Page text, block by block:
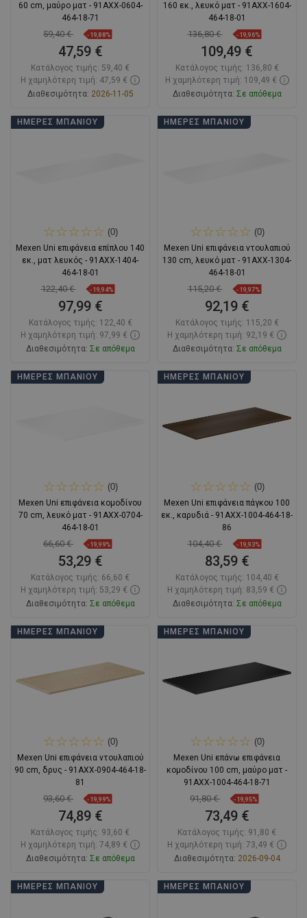
60 cm, μαύρο ματ - 91AXX-0604-
464-18-71
59,40 € -19,88%
47,59 €
Κατάλογος τιμής: 59,40 €
Η χαμηλότερη τιμή: 47,59 €
Διαθεσιμότητα: 2026-11-05
Στο καλάθι
160 εκ., λευκό ματ - 91AXX-1604-
464-18-01
136,80 € -19,96%
109,49 €
Κατάλογος τιμής: 136,80 €
Η χαμηλότερη τιμή: 109,49 €
Διαθεσιμότητα: Σε απόθεμα
Στο καλάθι
ΗΜΈΡΕΣ ΜΠΆΝΙΟΥ
(0)
Mexen Uni επιφάνεια επίπλου 140
εκ., ματ λευκός - 91AXX-1404-
464-18-01
122,40 € -19,94%
97,99 €
Κατάλογος τιμής: 122,40 €
Η χαμηλότερη τιμή: 97,99 €
Διαθεσιμότητα: Σε απόθεμα
Στο καλάθι
ΗΜΈΡΕΣ ΜΠΆΝΙΟΥ
(0)
Mexen Uni επιφάνεια ντουλαπιού
130 cm, λευκό ματ - 91AXX-1304-
464-18-01
115,20 € -19,97%
92,19 €
Κατάλογος τιμής: 115,20 €
Η χαμηλότερη τιμή: 92,19 €
Διαθεσιμότητα: Σε απόθεμα
Στο καλάθι
ΗΜΈΡΕΣ ΜΠΆΝΙΟΥ
(0)
Mexen Uni επιφάνεια κομοδίνου
70 cm, λευκό ματ - 91AXX-0704-
464-18-01
66,60 € -19,99%
53,29 €
Κατάλογος τιμής: 66,60 €
Η χαμηλότερη τιμή: 53,29 €
Διαθεσιμότητα: Σε απόθεμα
Στο καλάθι
ΗΜΈΡΕΣ ΜΠΆΝΙΟΥ
(0)
Mexen Uni επιφάνεια πάγκου 100
εκ., καρυδιά - 91AXX-1004-464-18-
86
104,40 € -19,93%
83,59 €
Κατάλογος τιμής: 104,40 €
Η χαμηλότερη τιμή: 83,59 €
Διαθεσιμότητα: Σε απόθεμα
Στο καλάθι
ΗΜΈΡΕΣ ΜΠΆΝΙΟΥ
(0)
Mexen Uni επιφάνεια ντουλαπιού
90 cm, δρυς - 91AXX-0904-464-18-
81
93,60 € -19,99%
74,89 €
Κατάλογος τιμής: 93,60 €
Η χαμηλότερη τιμή: 74,89 €
Διαθεσιμότητα: Σε απόθεμα
Στο καλάθι
ΗΜΈΡΕΣ ΜΠΆΝΙΟΥ
(0)
Mexen Uni επάνω επιφάνεια
κομοδίνου 100 cm, μαύρο ματ -
91AXX-1004-464-18-71
91,80 € -19,95%
73,49 €
Κατάλογος τιμής: 91,80 €
Η χαμηλότερη τιμή: 73,49 €
Διαθεσιμότητα: 2026-09-04
Στο καλάθι
ΗΜΈΡΕΣ ΜΠΆΝΙΟΥ ΗΜΈΡΕΣ ΜΠΆΝΙΟΥ